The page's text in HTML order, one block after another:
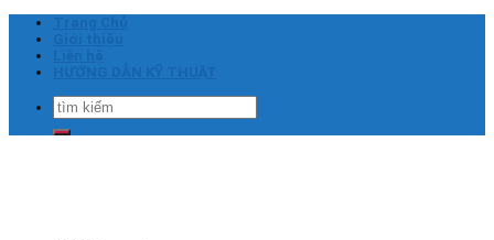
Skip
content
Tìm
kiếm: